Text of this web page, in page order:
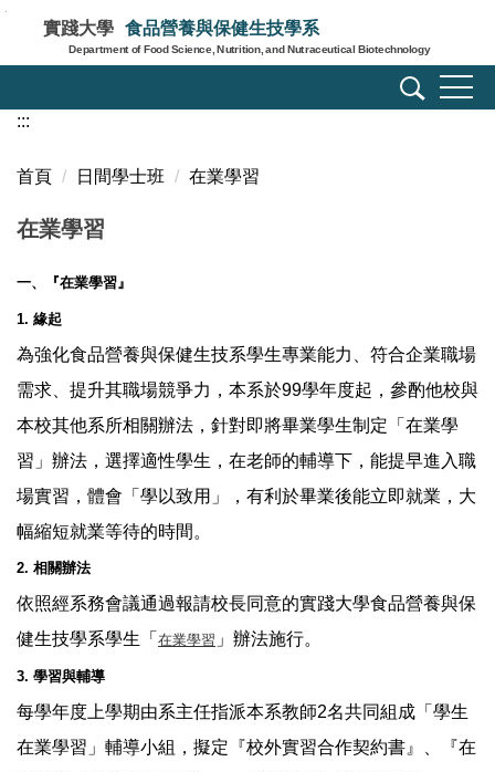
主
內
區
實踐大學 食品營養與保健生技學系
Department of Food Science, Nutrition, and Nutraceutical Biotechnology
:::
首頁 日間學士班 在業學習
在業學習
一、『在業學習』
1. 緣起
為強化食品營養與保健生技系學生專業能力、符合企業職場
需求、提升其職場競爭力，本系於99學年度起，參酌他校與
本校其他系所相關辦法，針對即將畢業學生制定「在業學
習」辦法，選擇適性學生，在老師的輔導下，能提早進入職
場實習，體會「學以致用」，有利於畢業後能立即就業，大
幅縮短就業等待的時間。
2. 相關辦法
依照經系務會議通過報請校長同意的實踐大學食品營養與保
健生技學系學生「 在業學習 」辦法施行。
3. 學習與輔導
每學年度上學期由系主任指派本系教師2名共同組成「學生
在業學習」輔導小組，擬定『校外實習合作契約書』、『在